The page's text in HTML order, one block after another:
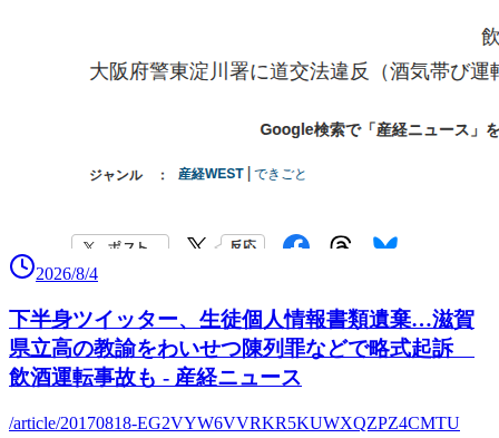
2026/8/4
下半身ツイッター、生徒個人情報書類遺棄…滋賀
県立高の教諭をわいせつ陳列罪などで略式起訴
飲酒運転事故も - 産経ニュース
/article/20170818-EG2VYW6VVRKR5KUWXQZPZ4CMTU